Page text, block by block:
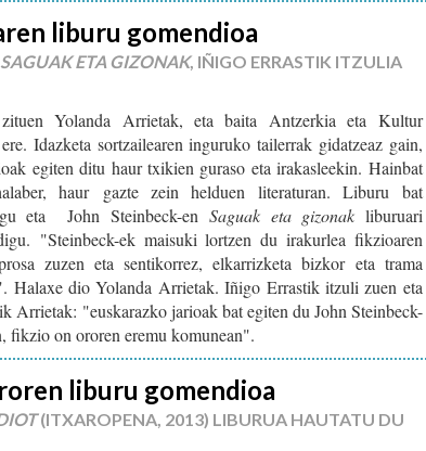
liburu gomendioa
SAGUAK ETA GIZONAK, IÑIGO ERRASTIK ITZULIA
Yolanda Arrietak, eta baita Antzerkia eta Kultur
Idazketa sortzailearen inguruko tailerrak gidatzeaz gain,
egiten ditu haur txikien guraso eta irakasleekin. Hainbat
haur gazte zein helduen literaturan. Liburu bat
eta John Steinbeck-enSaguak eta gizonak liburuari
"Steinbeck-ek maisuki lortzen du irakurlea fikzioaren
zuzen eta sentikorrez, elkarrizketa bizkor eta trama
Halaxe dio Yolanda Arrietak. Iñigo Errastik itzuli zuen eta
Arrietak: "euskarazko jarioak bat egiten du John Steinbeck-
fikzio on ororen eremu komunean".
liburu gomendioa
(ITXAROPENA, 2013) LIBURUA HAUTATU DU